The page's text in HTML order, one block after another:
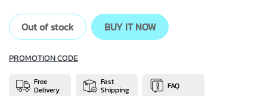
Out of stock BUY IT NOW
PROMOTION CODE
Free
Delivery
Fast
Shipping FAQ